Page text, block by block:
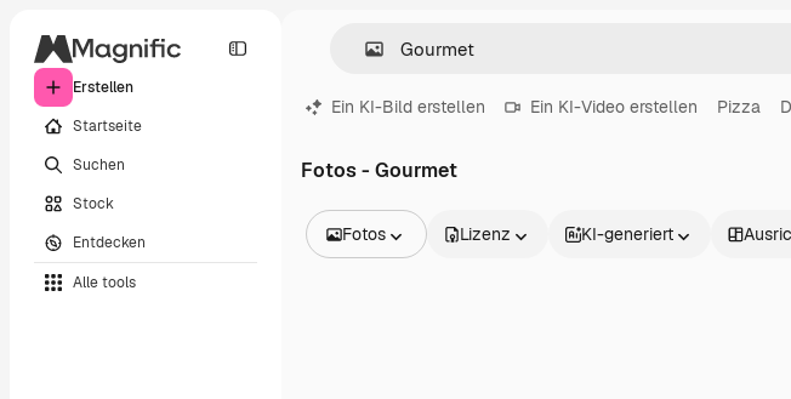
Erstellen
Startseite
Suchen
Stock
Entdecken
Alle tools
Ein KI-Bild erstellen Ein KI-Video erstellen Pizza
Fotos - Gourmet
Fotos Lizenz KI-generiert